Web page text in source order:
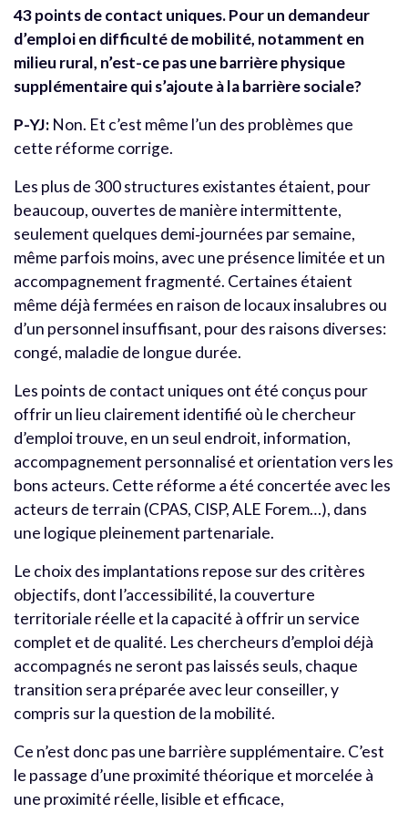
43 points de contact uniques. Pour un demandeur
d’emploi en difficulté de mobilité, notamment en
milieu rural, n’est-ce pas une barrière physique
supplémentaire qui s’ajoute à la barrière sociale?
P-YJ: Non. Et c’est même l’un des problèmes que
cette réforme corrige.
Les plus de 300 structures existantes étaient, pour
beaucoup, ouvertes de manière intermittente,
seulement quelques demi‑journées par semaine,
même parfois moins, avec une présence limitée et un
accompagnement fragmenté. Certaines étaient
même déjà fermées en raison de locaux insalubres ou
d’un personnel insuffisant, pour des raisons diverses:
congé, maladie de longue durée.
Les points de contact uniques ont été conçus pour
offrir un lieu clairement identifié où le chercheur
d’emploi trouve, en un seul endroit, information,
accompagnement personnalisé et orientation vers les
bons acteurs. Cette réforme a été concertée avec les
acteurs de terrain (CPAS, CISP, ALE Forem…), dans
une logique pleinement partenariale.
Le choix des implantations repose sur des critères
objectifs, dont l’accessibilité, la couverture
territoriale réelle et la capacité à offrir un service
complet et de qualité. Les chercheurs d’emploi déjà
accompagnés ne seront pas laissés seuls, chaque
transition sera préparée avec leur conseiller, y
compris sur la question de la mobilité.
Ce n’est donc pas une barrière supplémentaire. C’est
le passage d’une proximité théorique et morcelée à
une proximité réelle, lisible et efficace,